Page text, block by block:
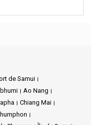
bonnes mains.
des services de ferry
aux destinations
contentons pas de vous
visons à rendre chaque
de Samui
Ao Nang
Chiang Mai